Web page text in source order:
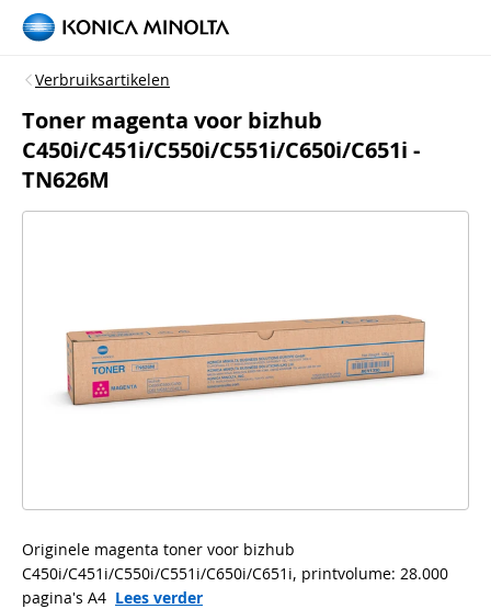
Verbruiksartikelen
Toner magenta voor bizhub
C450i/C451i/C550i/C551i/C650i/C651i -
TN626M
Originele magenta toner voor bizhub
C450i/C451i/C550i/C551i/C650i/C651i, printvolume: 28.000
pagina's A4 Lees verder